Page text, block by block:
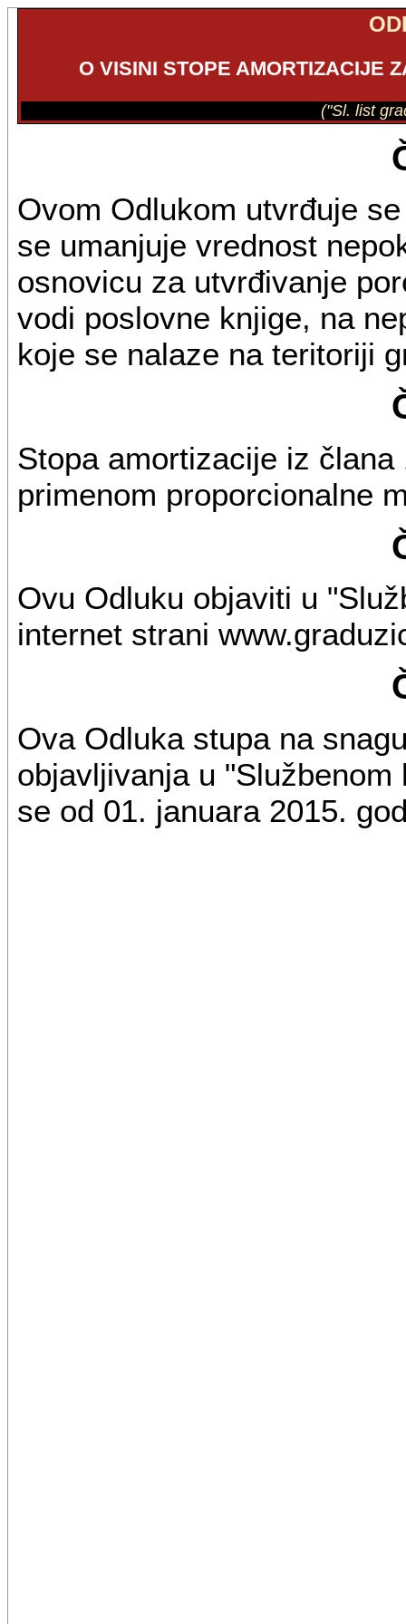
O VISINI STOPE AMORTIZACIJE
("Sl. list
Ovom Odlukom utvrđuje
se umanjuje vrednost
osnovicu za utvrđivanje
vodi poslovne knjige, na
koje se nalaze na teritoriji
Stopa amortizacije iz
primenom proporcionalne
Ovu Odluku objaviti u
internet strani
Ova Odluka stupa na
objavljivanja u
se od 01. januara 2015.